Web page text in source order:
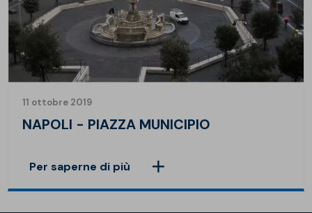
11 ottobre 2019
NAPOLI - PIAZZA MUNICIPIO
Per saperne di più